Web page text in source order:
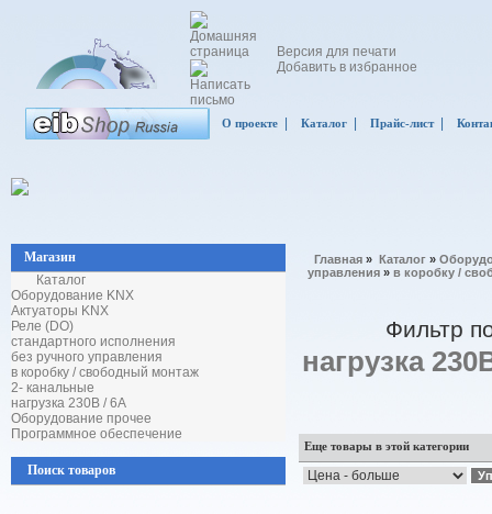
Версия для печати
Добавить в избранное
О проекте Каталог Прайс-лист|
Магазин
Каталог
Оборудование KNX
Актуаторы KNX
Реле (DO)
стандартного исполнения
без ручного управления
в коробку / свободный монтаж
2- канальные
нагрузка 230В / 6А
Оборудование прочее
Программное обеспечение
Поиск товаров
Главная » Каталог »
управления » в коробку /
Фильтр
нагрузка
Еще товары в этой категории